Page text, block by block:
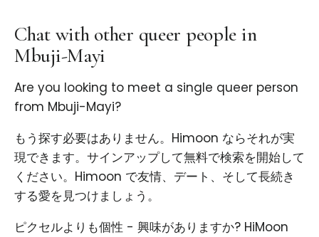
Chat with other queer people in
Mbuji-Mayi
Are you looking to meet a single queer person
from Mbuji-Mayi?
もう探す必要はありません。Himoon ならそれが実
現できます。サインアップして無料で検索を開始して
ください。Himoon で友情、デート、そして長続き
する愛を見つけましょう。
ピクセルよりも個性 - 興味がありますか? HiMoon